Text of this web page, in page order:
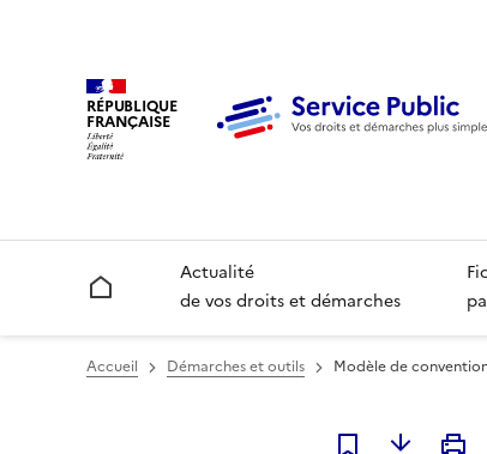
RÉPUBLIQUE
FRANÇAISE
Accueil
Actualité
de vos droits et démarches
Accueil Démarches et outils Modèle de